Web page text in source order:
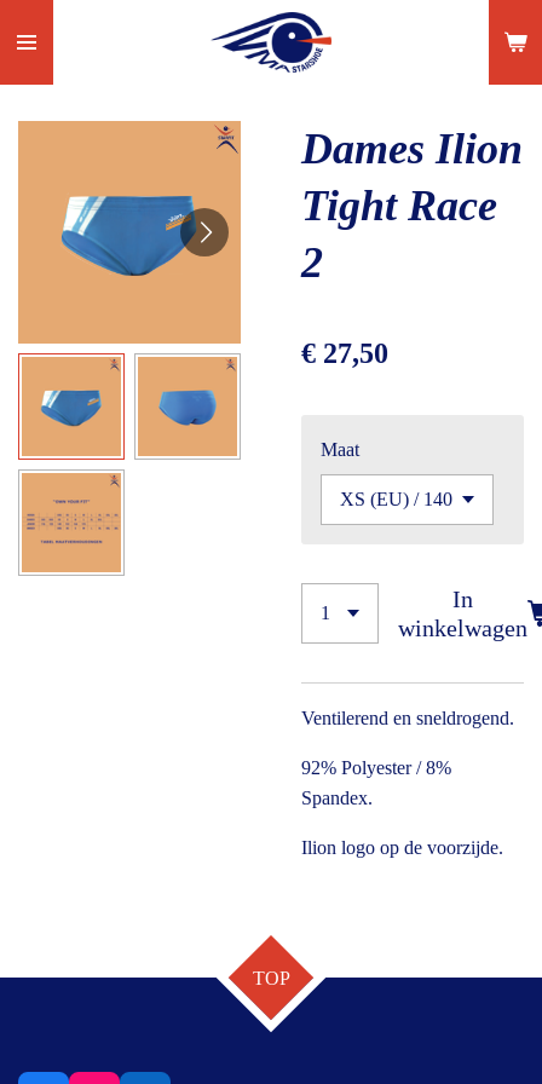
direct
naar
de
Dames Ilion
Tight Race
2
€ 27,50
Maat
In
winkelwagen
Ventilerend en sneldrogend.
92% Polyester / 8%
Spandex.
Ilion logo op de voorzijde.
TOP